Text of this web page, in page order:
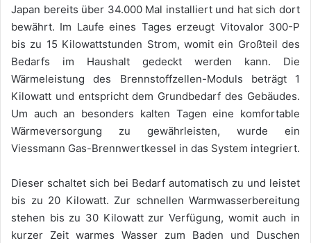
Japan bereits über 34.000 Mal installiert und hat sich dort
bewährt. Im Laufe eines Tages erzeugt Vitovalor 300-P
bis zu 15 Kilowattstunden Strom, womit ein Großteil des
Bedarfs im Haushalt gedeckt werden kann. Die
Wärmeleistung des Brennstoffzellen-Moduls beträgt 1
Kilowatt und entspricht dem Grundbedarf des Gebäudes.
Um auch an besonders kalten Tagen eine komfortable
Wärmeversorgung zu gewährleisten, wurde ein
Viessmann Gas-Brennwertkessel in das System integriert.
Dieser schaltet sich bei Bedarf automatisch zu und leistet
bis zu 20 Kilowatt. Zur schnellen Warmwasserbereitung
stehen bis zu 30 Kilowatt zur Verfügung, womit auch in
kurzer Zeit warmes Wasser zum Baden und Duschen